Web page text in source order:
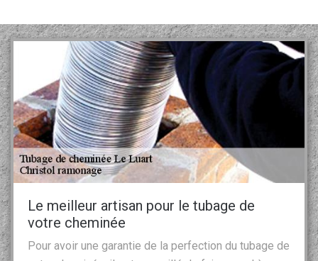
Le meilleur artisan pour le tubage de
votre cheminée
Pour avoir une garantie de la perfection du tubage de